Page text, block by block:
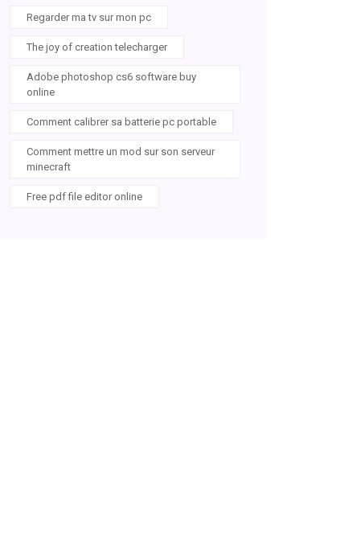
Regarder ma tv sur mon pc
The joy of creation telecharger
Adobe photoshop cs6 software buy
online
Comment calibrer sa batterie pc portable
Comment mettre un mod sur son serveur
minecraft
Free pdf file editor online